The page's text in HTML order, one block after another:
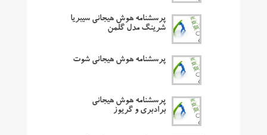
پرسشنامه هوش هیجانی سیبریا
شرینگ مدل گلمن
پرسشنامه هوش هیجانی شوت
پرسشنامه هوش هیجانی
برادبری و گریوز